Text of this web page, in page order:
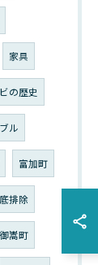
家具
の歴史
ル
富加町
排除
御嵩町